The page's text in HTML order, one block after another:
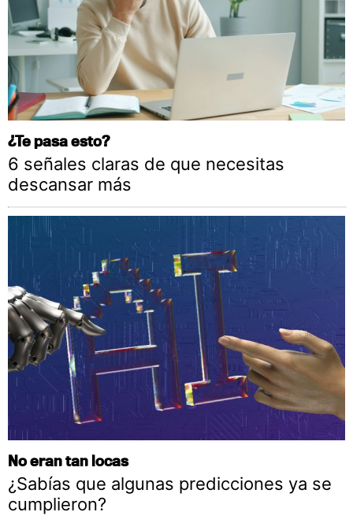
¿Te pasa esto?
6 señales claras de que necesitas
descansar más
No eran tan locas
¿Sabías que algunas predicciones ya se
cumplieron?